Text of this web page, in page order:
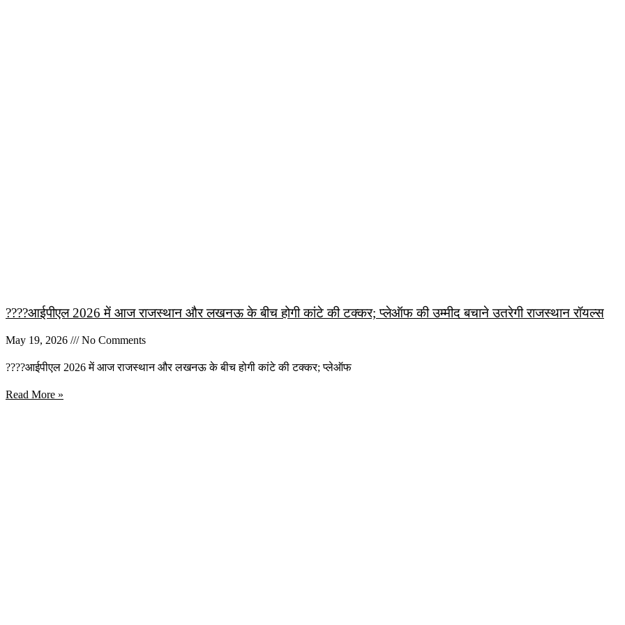
????आईपीएल 2026 में आज राजस्थान और लखनऊ के बीच होगी कांटे की टक्कर; प्लेऑफ की उम्मीद बचाने उतरेगी राजस्थान रॉयल्स
May 19, 2026 No Comments
????आईपीएल 2026 में आज राजस्थान और लखनऊ के बीच होगी कांटे की टक्कर; प्लेऑफ
Read More »